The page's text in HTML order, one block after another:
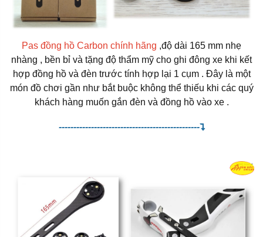
Pas đồng hồ Carbon chính hãng ,độ dài 165 mm nhẹ
nhàng , bền bỉ và tặng độ thẩm mỹ cho ghi đông xe khi kết
hợp đồng hồ và đèn trước tính hợp lại 1 cụm . Đây là một
món đồ chơi gần như bắt buộc không thể thiếu khi các quý
khách hàng muốn gắn đèn và đồng hồ vào xe .
------------------------------------------------